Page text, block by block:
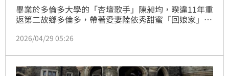
畢業於多倫多大學的「杏壇歌手」陳昶均，暌違11年重
返第二故鄉多倫多，帶著愛妻陸依秀甜蜜「回娘家」。
百年古堡拍攝婚紗，留下難忘回憶。
2026/04/29 05:26